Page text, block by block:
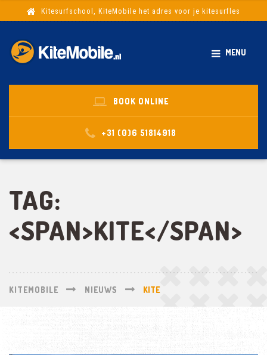
Kitesurfschool, KiteMobile het adres voor je kitesurfles
MENU
BOOK ONLINE
+31 (0)6 51814918
TAG:
<SPAN>KITE</SPAN>
KITEMOBILE NIEUWS KITE